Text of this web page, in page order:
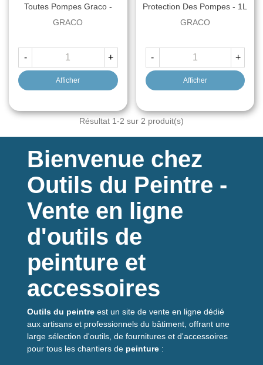
Toutes Pompes Graco -
250ml
GRACO
- +
Afficher
Protection Des Pompes - 1L
GRACO
- +
Afficher
Résultat 1-2 sur 2 produit(s)
Bienvenue chez
Outils du Peintre -
Vente en ligne
d'outils de
peinture et
accessoires
Outils du peintre est un site de vente en ligne dédié
aux artisans et professionnels du bâtiment, offrant une
large sélection d'outils, de fournitures et d'accessoires
pour tous les chantiers de peinture :